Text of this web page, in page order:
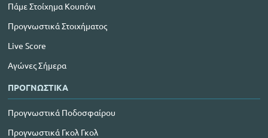
Πάμε Στοίχημα Κουπόνι
Προγνωστικά Στοιχήματος
Live Score
Αγώνες Σήμερα
ΠΡΟΓΝΩΣΤΙΚΑ
Προγνωστικά Ποδοσφαίρου
Προγνωστικά Γκολ Γκολ